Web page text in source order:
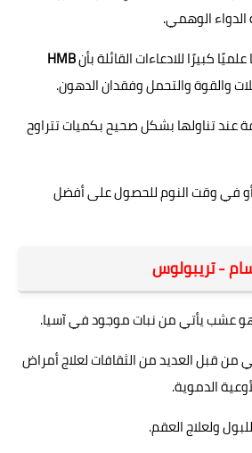
الوهمي.
كبيرًا للادعاءات القائلة بأنHMB
والقوة والتحمل وفقدان الدهون.
عند تناولها بشكل صحيح بكميات تتراوح
أو في وقت النوم للحصول على أفضل
- تريبولوس
عشب يأتي من نبات موجود في آسيا.
قبل العديد من الثقافات لعلاج أمراض
الدموية.
ولعلاج العقم.